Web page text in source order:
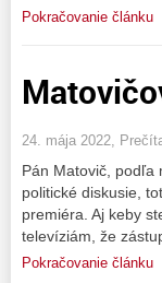
Pokračovanie článku
24. mája 2022,
Pán Matovič, podľa
politické diskusie,
premiéra. Aj keby
televíziám, že
Pokračovanie článku